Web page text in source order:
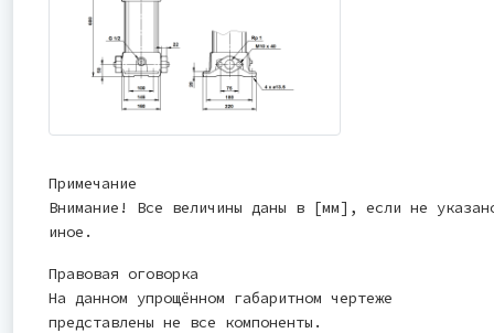
Примечание
Внимание! Все величины даны в [мм], если не
иное.
Правовая оговорка
На данном упрощённом габаритном чертеже
представлены не все компоненты.